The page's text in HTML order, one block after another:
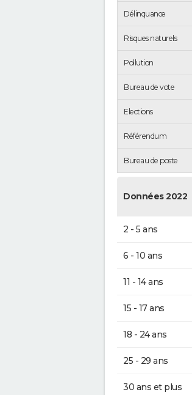
Délinquance
Risques naturels
Pollution
Bureau de vote
Elections
Référendum
Bureau de poste
Données 2022
2 - 5 ans
6 - 10 ans
11 - 14 ans
15 - 17 ans
18 - 24 ans
25 - 29 ans
30 ans et plus